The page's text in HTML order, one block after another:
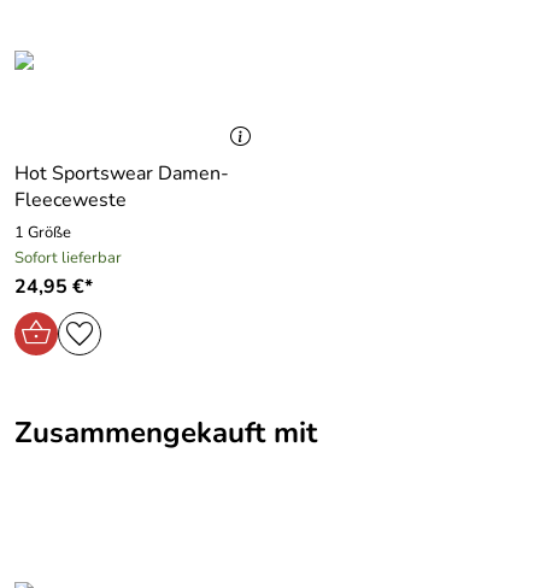
Hot Sportswear Damen-
Fleeceweste
1 Größe
Sofort lieferbar
24,95 €*
Zusammengekauft mit